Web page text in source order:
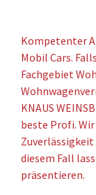
Kompetenter
Mobil Cars.
Fachgebiet
KNAUS
beste Profi.
diesem Fall
präsentieren.